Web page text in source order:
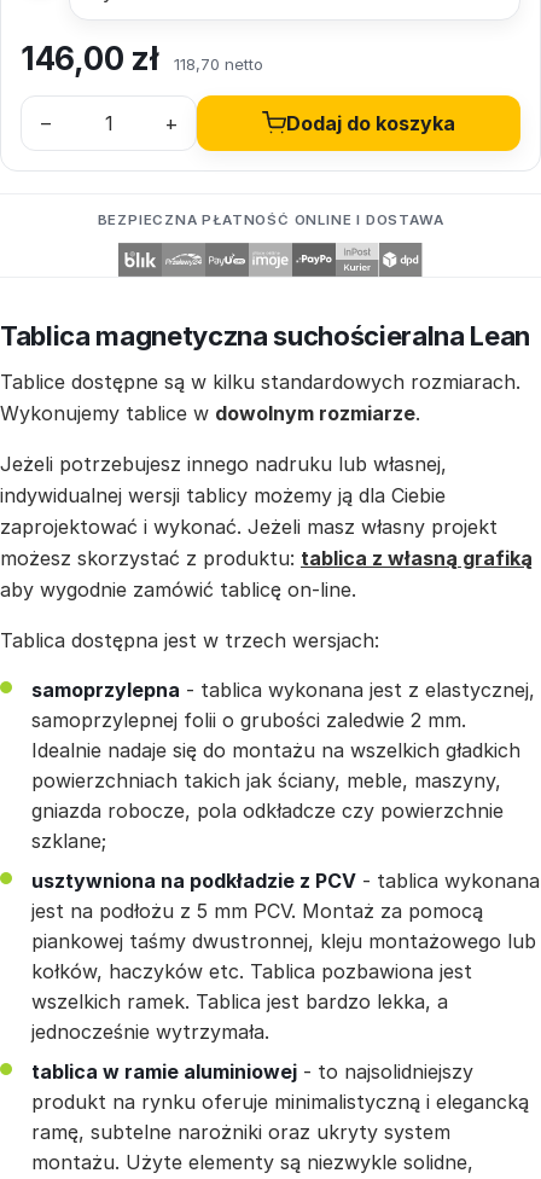
146,00 zł 118,70 netto
– + Dodaj do koszyka
BEZPIECZNA PŁATNOŚĆ ONLINE I DOSTAWA
Tablica magnetyczna suchościeralna Lean
Tablice dostępne są w kilku standardowych rozmiarach.
Wykonujemy tablice w dowolnym rozmiarze.
Jeżeli potrzebujesz innego nadruku lub własnej,
indywidualnej wersji tablicy możemy ją dla Ciebie
zaprojektować i wykonać. Jeżeli masz własny projekt
możesz skorzystać z produktu: tablica z własną grafiką
aby wygodnie zamówić tablicę on-line.
Tablica dostępna jest w trzech wersjach:
samoprzylepna - tablica wykonana jest z elastycznej,
samoprzylepnej folii o grubości zaledwie 2 mm.
Idealnie nadaje się do montażu na wszelkich gładkich
powierzchniach takich jak ściany, meble, maszyny,
gniazda robocze, pola odkładcze czy powierzchnie
szklane;
usztywniona na podkładzie z PCV - tablica wykonana
jest na podłożu z 5 mm PCV. Montaż za pomocą
piankowej taśmy dwustronnej, kleju montażowego lub
kołków, haczyków etc. Tablica pozbawiona jest
wszelkich ramek. Tablica jest bardzo lekka, a
jednocześnie wytrzymała.
tablica w ramie aluminiowej - to najsolidniejszy
produkt na rynku oferuje minimalistyczną i elegancką
ramę, subtelne narożniki oraz ukryty system
montażu. Użyte elementy są niezwykle solidne,